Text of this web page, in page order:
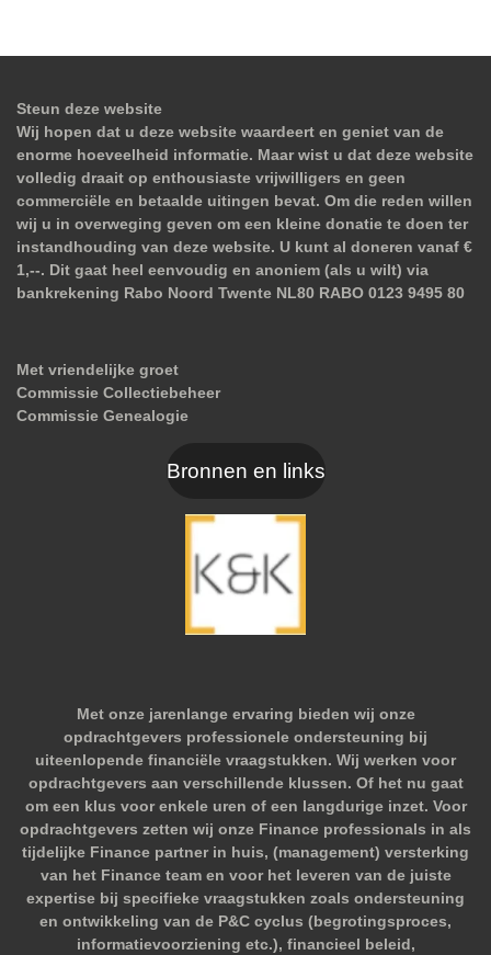
Steun deze website
Wij hopen dat u deze website waardeert en geniet van de
enorme hoeveelheid informatie. Maar wist u dat deze website
volledig draait op enthousiaste vrijwilligers en geen
commerciële en betaalde uitingen bevat. Om die reden willen
wij u in overweging geven om een kleine donatie te doen ter
instandhouding van deze website. U kunt al doneren vanaf €
1,--. Dit gaat heel eenvoudig en anoniem (als u wilt) via
bankrekening Rabo Noord Twente NL80 RABO 0123 9495 80
Met vriendelijke groet
Commissie Collectiebeheer
Commissie Genealogie
Bronnen en links
Met onze jarenlange ervaring bieden wij onze
opdrachtgevers professionele ondersteuning bij
uiteenlopende financiële vraagstukken. Wij werken voor
opdrachtgevers aan verschillende klussen. Of het nu gaat
om een klus voor enkele uren of een langdurige inzet. Voor
opdrachtgevers zetten wij onze Finance professionals in als
tijdelijke Finance partner in huis, (management) versterking
van het Finance team en voor het leveren van de juiste
expertise bij specifieke vraagstukken zoals ondersteuning
en ontwikkeling van de P&C cyclus (begrotingsproces,
informatievoorziening etc.), financieel beleid,